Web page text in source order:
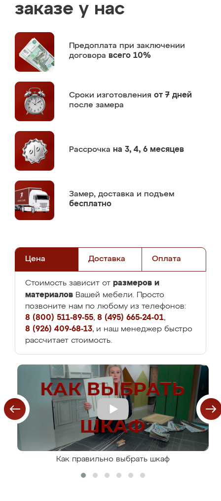
заказе у нас
Предоплата при заключении
договора всего 10%
Сроки изготовления от 7 дней
после замера
Рассрочка на 3, 4, 6 месяцев
Замер, доставка и подъем
бесплатно
Цена Доставка Оплата
Стоимость зависит от размеров и
материалов Вашей мебели. Просто
позвоните нам по любому из телефонов:
8 (800) 511-89-55, 8 (495) 665-24-01,
8 (926) 409-68-13, и наш менеджер быстро
рассчитает стоимость.
Как правильно выбрать шкаф